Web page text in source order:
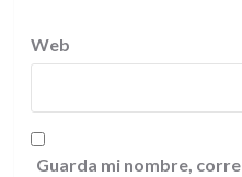
Web
Guarda mi nombre,